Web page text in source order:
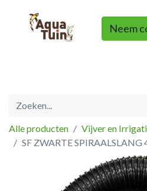
Neem
Alle producten
Vijver en
SF ZWARTE